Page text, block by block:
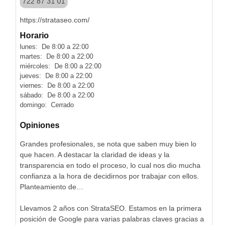
https://strataseo.com/
Horario
lunes: De 8:00 a 22:00
martes: De 8:00 a 22:00
miércoles: De 8:00 a 22:00
jueves: De 8:00 a 22:00
viernes: De 8:00 a 22:00
sábado: De 8:00 a 22:00
domingo: Cerrado
Opiniones
Grandes profesionales, se nota que saben muy bien lo
que hacen. A destacar la claridad de ideas y la
transparencia en todo el proceso, lo cual nos dio mucha
confianza a la hora de decidirnos por trabajar con ellos.
Planteamiento de…
Llevamos 2 años con StrataSEO. Estamos en la primera
posición de Google para varias palabras claves gracias a